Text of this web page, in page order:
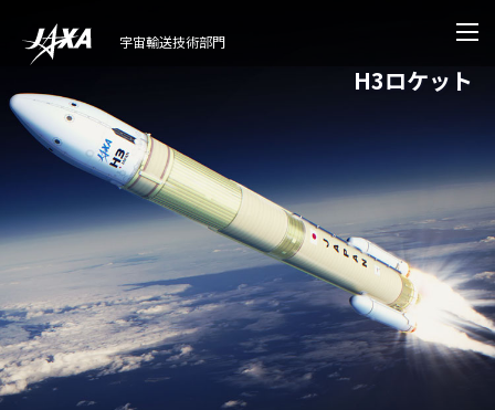
宇宙輸送技術部門
H3ロケット